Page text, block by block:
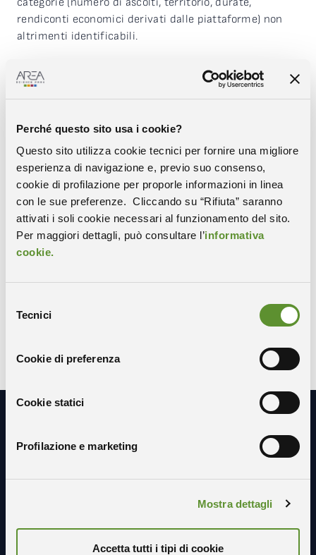
Perché questo sito usa i cookie?
Questo sito utilizza cookie tecnici per fornire una migliore
esperienza di navigazione e, previo suo consenso,
cookie di profilazione per proporle informazioni in linea
con le sue preferenze. Cliccando su “Rifiuta” saranno
attivati i soli cookie necessari al funzionamento del sito.
Per maggiori dettagli, può consultare l’informativa
cookie.
delTecnici
Cookie di preferenza
Cookie statici
Profilazione e marketing
Mostra dettagli
Accetta tutti i tipi di cookie
rendiconti economici derivati dalle piattaforme) non
altrimenti identificabili.
seconda edizione di “Test4Digitalization”, bando di
finanziamento di IP4FVG per demo, test e progetti di
valere sul Fondo Sviluppo e Coesione FVG.
Condividi
COPIA IL LINK WHATSAPP
X-TWITTER LINKEDIN
Resta in contatto con noi